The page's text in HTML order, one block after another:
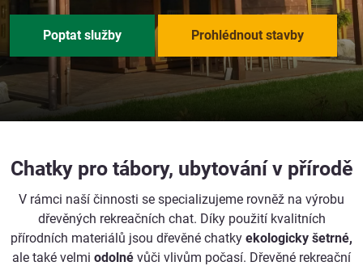
Poptat služby Prohlédnout stavby
Chatky pro tábory, ubytování v přírodě
V rámci naší činnosti se specializujeme rovněž na výrobu
dřevěných rekreačních chat. Díky použití kvalitních
přírodních materiálů jsou dřevěné chatky ekologicky šetrné,
ale také velmi odolné vůči vlivům počasí. Dřevěné rekreační